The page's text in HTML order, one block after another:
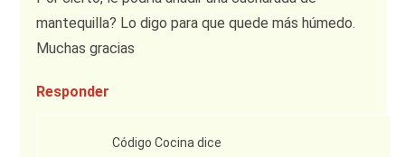
mantequilla? Lo digo para que quede más húmedo.
Muchas gracias
Responder
Código Cocina dice